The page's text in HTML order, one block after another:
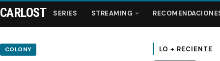
CARLOST SERIES STREAMING
COLONY LO + RECIENTE